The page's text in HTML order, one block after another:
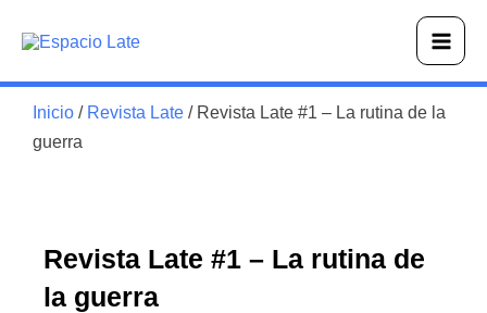
Main
Inicio / Revista Late / Revista Late #1 – La rutina de la
guerra
Revista Late #1 – La rutina de
la guerra